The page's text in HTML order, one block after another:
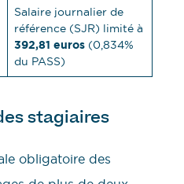
Salaire journalier de
référence (SJR) limité à
392,81 euros (0,834%
du PASS)
stagiaires
obligatoire des